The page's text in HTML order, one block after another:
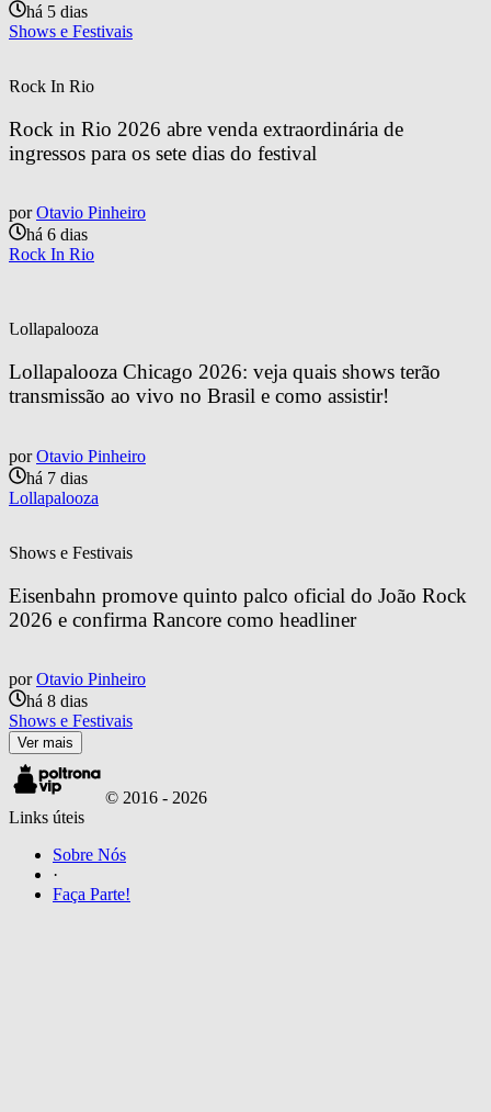
há 5 dias
Shows e Festivais
Rock In Rio
Rock in Rio 2026 abre venda extraordinária de
ingressos para os sete dias do festival
por Otavio Pinheiro
há 6 dias
Rock In Rio
Lollapalooza
Lollapalooza Chicago 2026: veja quais shows terão
transmissão ao vivo no Brasil e como assistir!
por Otavio Pinheiro
há 7 dias
Lollapalooza
Shows e Festivais
Eisenbahn promove quinto palco oficial do João Rock
2026 e confirma Rancore como headliner
por Otavio Pinheiro
há 8 dias
Shows e Festivais
Ver mais
© 2016 - 2026
Links úteis
Sobre Nós
·
Faça Parte!